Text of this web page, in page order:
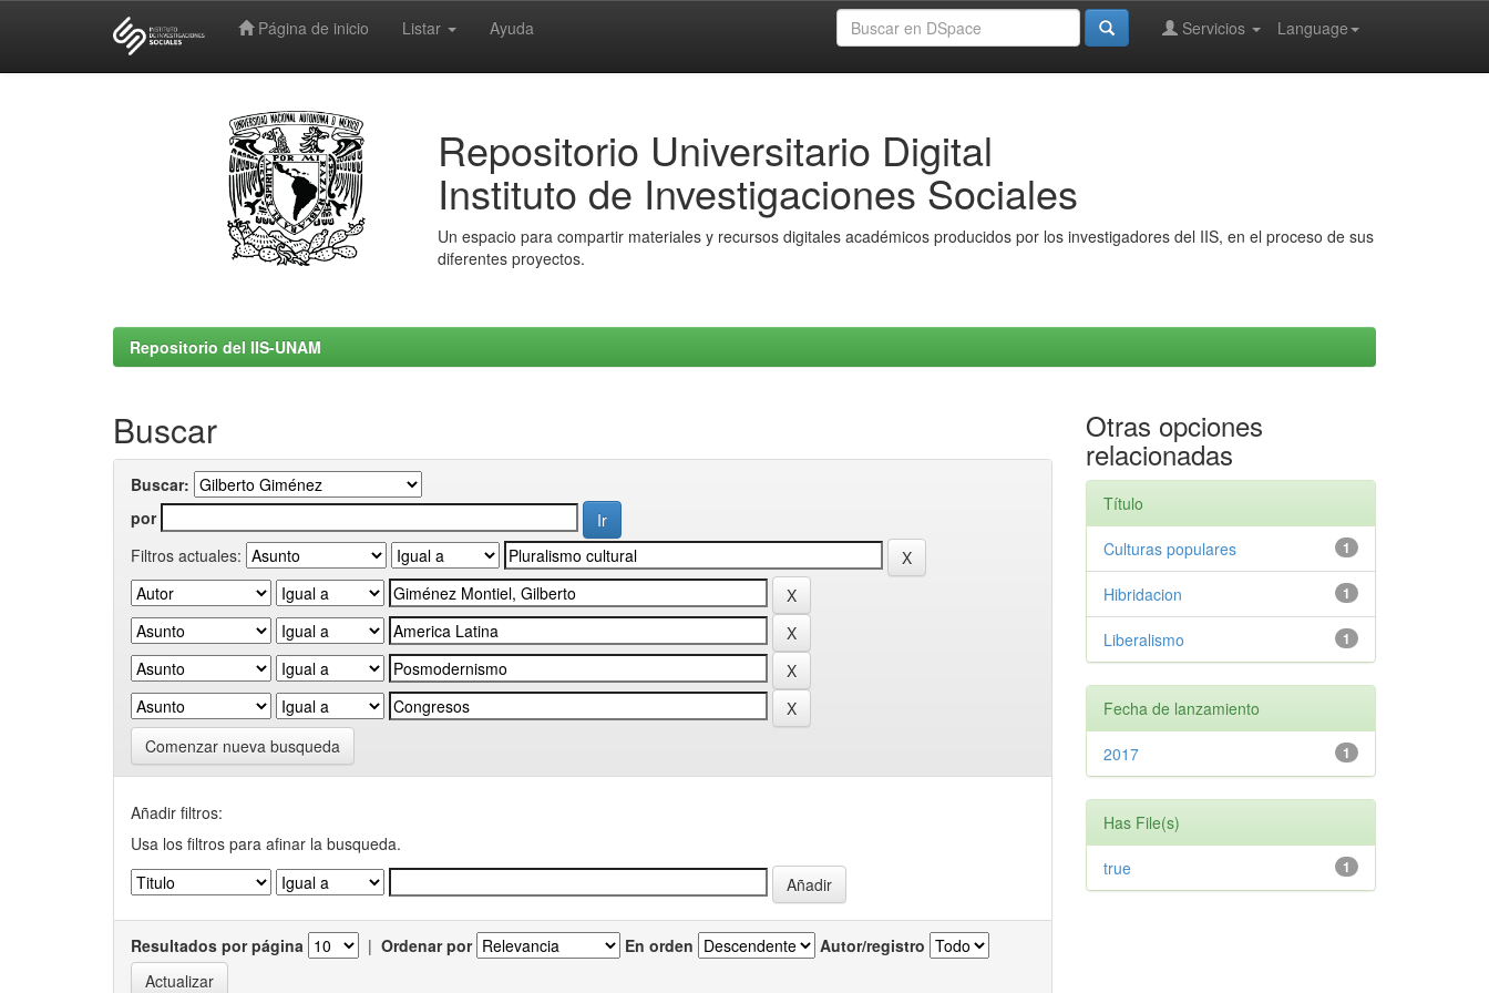
Página de inicio Listar Ayuda Language
Servicios
Repositorio Universitario Digital
Instituto de Investigaciones Sociales
Un espacio para compartir materiales y recursos digitales académicos producidos por los investigadores del IIS, en el proceso de sus
diferentes proyectos.
Repositorio del IIS-UNAM
Buscar
Buscar:
por
Filtros actuales:
Comenzar nueva busqueda
Añadir filtros:
Usa los filtros para afinar la busqueda.
Resultados por página | Ordenar por En orden Autor/registro
Otras opciones
relacionadas
Título
1
Culturas populares
1
Hibridacion
1
Liberalismo
Fecha de lanzamiento
1
2017
Has File(s)
1
true